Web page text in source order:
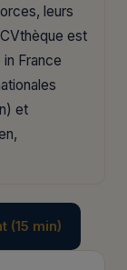
leurs
est
France
et
(15 min)